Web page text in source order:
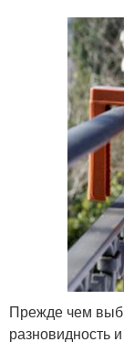
Прежде чем
разновидность